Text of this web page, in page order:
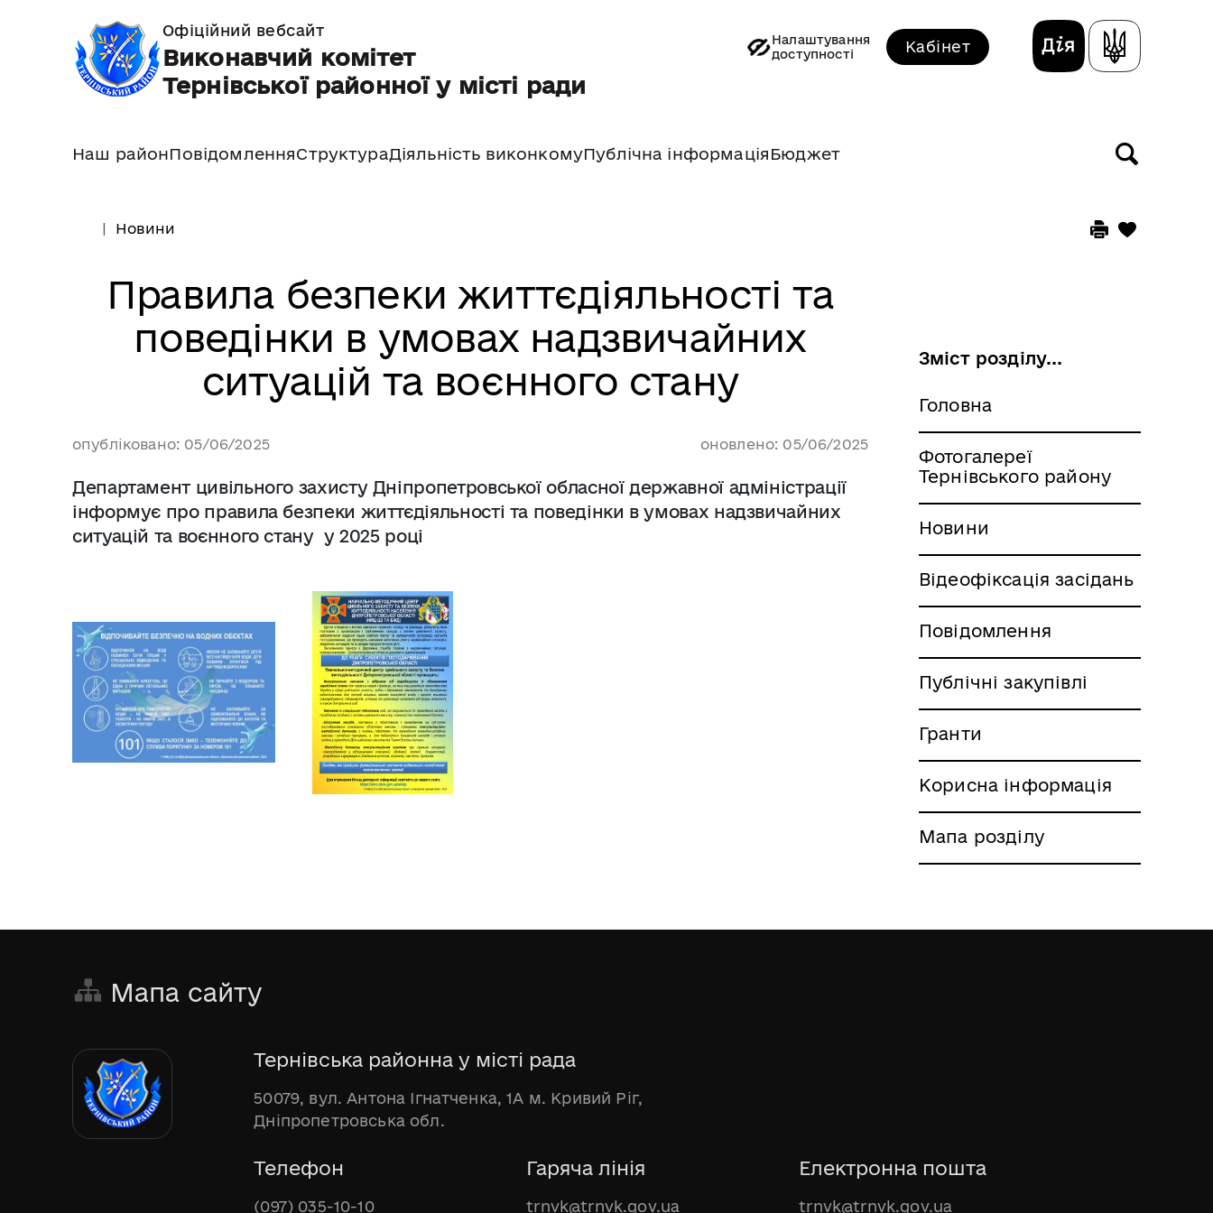
Офіційний вебсайт
Виконавчий комітет
Тернівської районної у місті ради
Налаштування
доступності
Кабінет
Наш районПовідомленняСтруктураДіяльність виконкомуПублічна інформація Бюджет
Новини
Правила безпеки життєдіяльності та
поведінки в умовах надзвичайних
ситуацій та воєнного стану
опубліковано: 05/06/2025 оновлено: 05/06/2025
Департамент цивільного захисту Дніпропетровської обласної державної адміністрації
інфopмує пpo правила безпеки життєдіяльності та поведінки в умовах надзвичайних
ситуацій та воєнного стану у 2025 році
Зміст розділу...
Головна
Фотогалереї
Тернівського району
Новини
Відеофіксація засідань
Повідомлення
Публічні закупівлі
Гранти
Корисна інформація
Мапа розділу
Мапа сайту
Тернівська районна у місті рада
50079, вул. Антона Ігнатченка, 1А м. Кривий Ріг,
Дніпропетровська обл.
Телефон
(097) 035-10-10
Гаряча лінія
trnvk@trnvk.gov.ua
Електронна пошта
trnvk@trnvk.gov.ua